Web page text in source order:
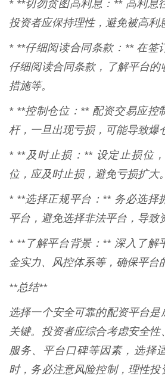
* **切勿贪图高利息：** 高利息
投资者应保持理性，避免被高利
* **仔细阅读合同条款：** 在签
仔细阅读合同条款，了解平台
措施等。
* **控制仓位：** 配资交易应控
杆，一旦出现亏损，可能导致爆
* **及时止损：** 设定止损位
位，应及时止损，避免亏损扩大。
* **选择正规平台：** 务必选择
平台，避免选择非法平台，导致
* **了解平台背景：** 深入了解
金实力、风控体系等，确保平台
**总结**
选择一个安全可靠的配资平台
关键。投资者应综合考虑安全性
服务、平台口碑等因素，选择
时，务必注意风险控制，理性投